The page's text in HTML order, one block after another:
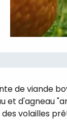
de viande
et d'agneau
volailles